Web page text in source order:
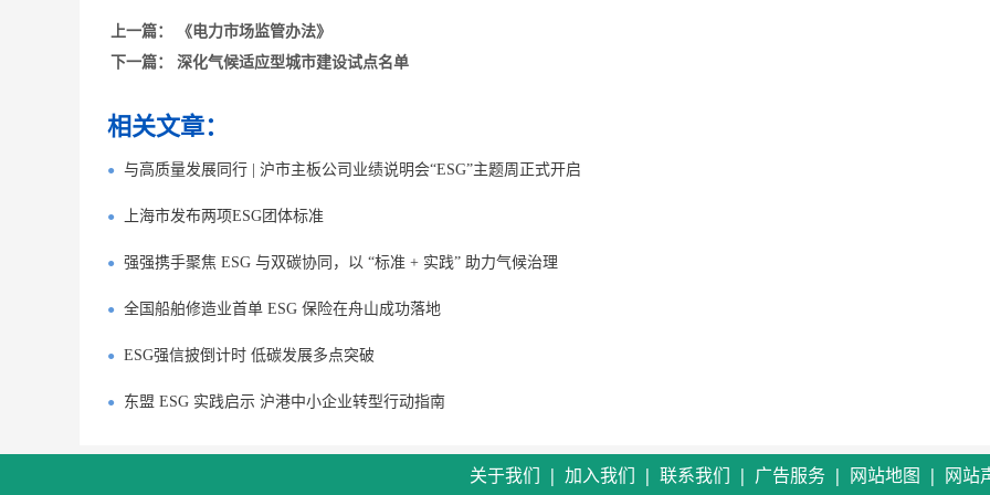
上一篇：
《电力市场监管办法》
下一篇： 深化气候适应型城市建设试点名单
相关文章：
与高质量发展同行 | 沪市主板公司业绩说明会“ESG”主题周正式开启
上海市发布两项ESG团体标准
强强携手聚焦 ESG 与双碳协同，以 “标准 + 实践” 助力气候治理
全国船舶修造业首单 ESG 保险在舟山成功落地
ESG强信披倒计时 低碳发展多点突破
东盟 ESG 实践启示 沪港中小企业转型行动指南
关于我们 加入我们 联系我们 广告服务 网站地图 网站